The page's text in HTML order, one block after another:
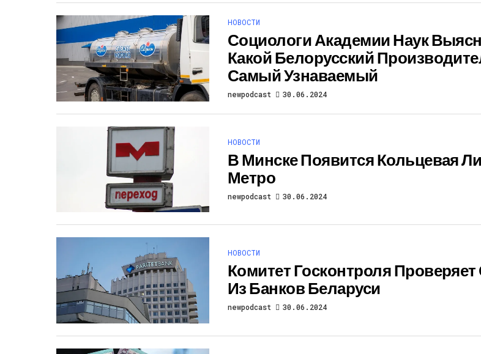
НОВОСТИ
Социологи Академии Наук
Какой Белорусский
Самый Узнаваемый
newpodcast 30.06.2024
НОВОСТИ
В Минске Появится Кольцевая
Метро
newpodcast 30.06.2024
НОВОСТИ
Комитет Госконтроля
Из Банков Беларуси
newpodcast 30.06.2024